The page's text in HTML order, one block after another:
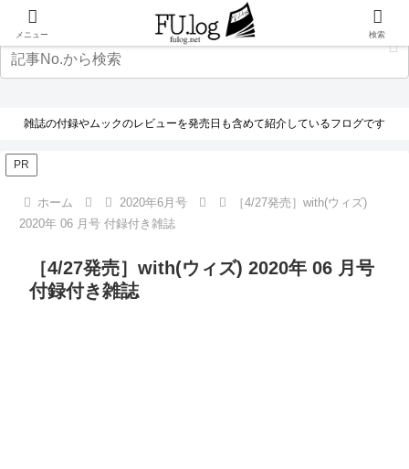
雑誌の付録やムックのレビューを発売日も含めて紹介しているフログです
PR
ホーム 2020年6月号
［4/27発売］with(ウィズ)
2020年 06 月号 付録付き雑誌
［4/27発売］with(ウィズ) 2020年 06 月号
付録付き雑誌
メニュー 検索